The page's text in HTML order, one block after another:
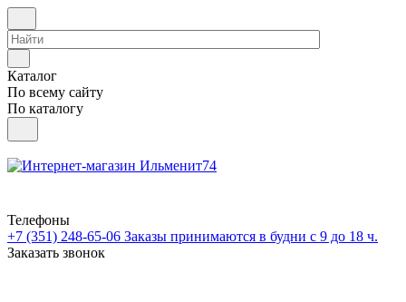
Каталог
По всему сайту
По каталогу
Телефоны
+7 (351) 248-65-06 Заказы принимаются в будни с 9 до 18 ч.
Заказать звонок